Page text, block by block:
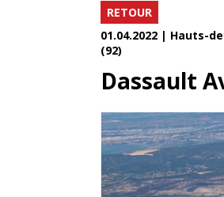
RETOUR
01.04.2022 | Hauts-
(92)
Dassault